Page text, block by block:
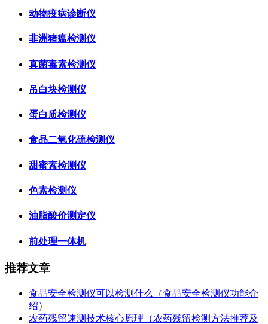
动物疫病诊断仪
非洲猪瘟检测仪
真菌毒素检测仪
吊白块检测仪
蛋白质检测仪
食品二氧化硫检测仪
甜蜜素检测仪
色素检测仪
油脂酸价测定仪
前处理一体机
推荐文章
食品安全检测仪可以检测什么（食品安全检测仪功能介
绍）
农药残留速测技术核心原理（农药残留检测方法推荐及